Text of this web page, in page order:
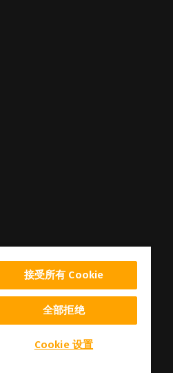
接受所有 Cookie
全部拒绝
Cookie 设置